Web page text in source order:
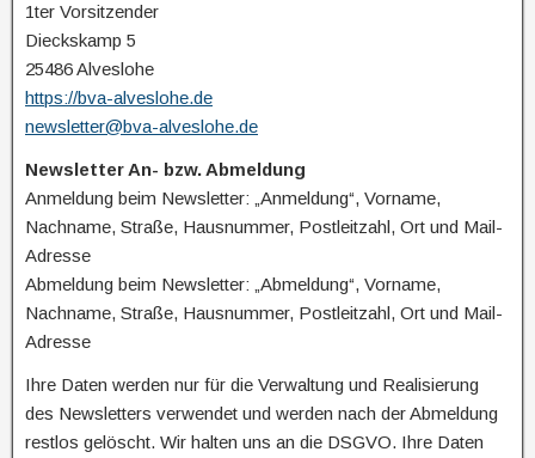
1ter Vorsitzender
Dieckskamp 5
25486 Alveslohe
https://bva-alveslohe.de
newsletter@bva-alveslohe.de
Newsletter An- bzw. Abmeldung
Anmeldung beim Newsletter: „Anmeldung“, Vorname,
Nachname, Straße, Hausnummer, Postleitzahl, Ort und Mail-
Adresse
Abmeldung beim Newsletter: „Abmeldung“, Vorname,
Nachname, Straße, Hausnummer, Postleitzahl, Ort und Mail-
Adresse
Ihre Daten werden nur für die Verwaltung und Realisierung
des Newsletters verwendet und werden nach der Abmeldung
restlos gelöscht. Wir halten uns an die DSGVO. Ihre Daten